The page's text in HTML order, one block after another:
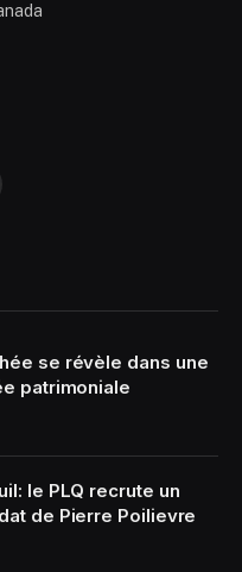
se révèle dans une
patrimoniale
le PLQ recrute un
de Pierre Poilievre